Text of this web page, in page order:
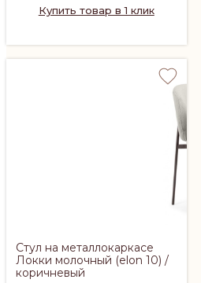
Купить товар в 1 клик
Стул на металлокаркасе
Локки молочный (elon 10) /
коричневый